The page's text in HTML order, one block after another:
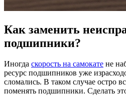
Как заменить
подшипники?
Иногда скорость на самокате не
ресурс подшипников уже
сломались. В таком случае остро
поменять подшипники. Сделать